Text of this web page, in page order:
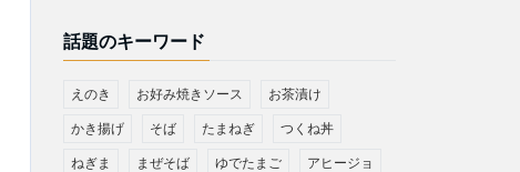
話題のキーワード
えのき お好み焼きソース お茶漬け
かき揚げ そば たまねぎ つくね丼
ねぎま まぜそば ゆでたまご アヒージョ